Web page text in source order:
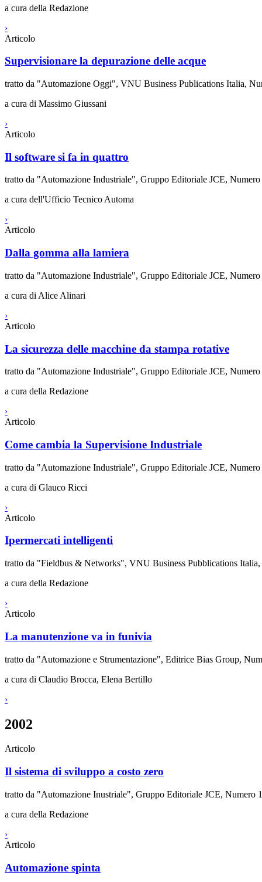
a cura della Redazione
›
Articolo
Supervisionare la depurazione delle acque
tratto da "Automazione Oggi", VNU Business Publications Italia,
a cura di Massimo Giussani
›
Articolo
Il software si fa in quattro
tratto da "Automazione Industriale", Gruppo Editoriale JCE,
a cura dell'Ufficio Tecnico Automa
›
Articolo
Dalla gomma alla lamiera
tratto da "Automazione Industriale", Gruppo Editoriale JCE,
a cura di Alice Alinari
›
Articolo
La sicurezza delle macchine da stampa rotative
tratto da "Automazione Industriale", Gruppo Editoriale JCE,
a cura della Redazione
›
Articolo
Come cambia la Supervisione Industriale
tratto da "Automazione Industriale", Gruppo Editoriale JCE,
a cura di Glauco Ricci
›
Articolo
Ipermercati intelligenti
tratto da "Fieldbus & Networks", VNU Business Pubblications
a cura della Redazione
›
Articolo
La manutenzione va in funivia
tratto da "Automazione e Strumentazione", Editrice Bias Group,
a cura di Claudio Brocca, Elena Bertillo
›
2002
Articolo
Il sistema di sviluppo a costo zero
tratto da "Automazione Inustriale", Gruppo Editoriale JCE, Numero
a cura della Redazione
›
Articolo
Automazione spinta